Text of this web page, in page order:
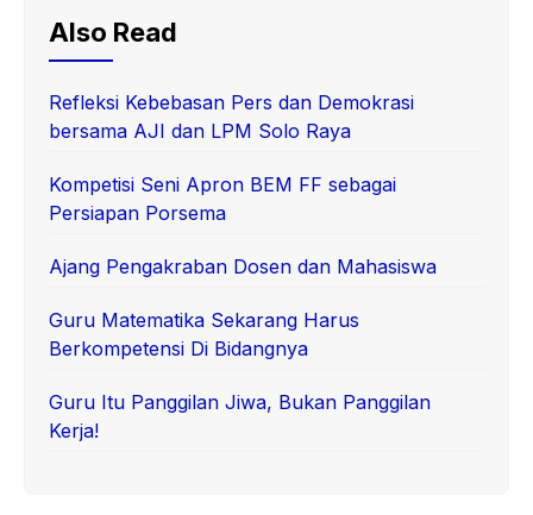
Also Read
Refleksi Kebebasan Pers dan Demokrasi
bersama AJI dan LPM Solo Raya
Kompetisi Seni Apron BEM FF sebagai
Persiapan Porsema
Ajang Pengakraban Dosen dan Mahasiswa
Guru Matematika Sekarang Harus
Berkompetensi Di Bidangnya
Guru Itu Panggilan Jiwa, Bukan Panggilan
Kerja!